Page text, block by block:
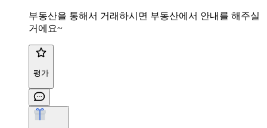
부동산을 통해서 거래하시면 부동산에서 안내를 해주실
거에요~
평가